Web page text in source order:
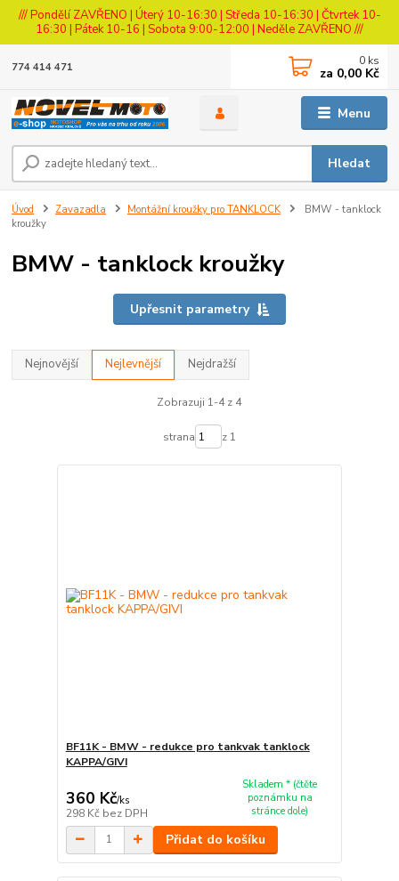
/// Pondělí ZAVŘENO | Úterý 10-16:30 | Středa 10-16:30 | Čtvrtek 10-
16:30 | Pátek 10-16 | Sobota 9:00-12:00 | Neděle ZAVŘENO ///
Menu
Hledat
774 414 471 0 ks
za 0,00 Kč
Úvod Zavazadla Montážní kroužky pro TANKLOCK
BMW - tanklock
kroužky
BMW - tanklock kroužky
Upřesnit parametry
Nejnovější Nejlevnější Nejdražší
Zobrazuji 1-4 z 4
strana z 1
BF11K - BMW - redukce pro tankvak tanklock
KAPPA/GIVI
360 Kč/ks
298 Kč bez DPH
Skladem * (čtěte
poznámku na
stránce dole)
Přidat do košíku